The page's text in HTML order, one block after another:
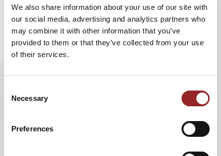
We also share information about your use of our site with
our social media, advertising and analytics partners who
may combine it with other information that you’ve
provided to them or that they’ve collected from your use
of their services.
Selection
Necessary
Preferences
Thomas Fricke erinnert sich: „Franz hatte im letzten Jahr
vor der WM bis zu drei Termine pro Tag bei einer 6-7
Tagewoche. Er hat alles perfekt gemeistert, hat jede
Herausforderung angenommen. Er ist immer mit bestem
Beispiel voran gegangen und hat somit das gesamte Team
kontinuierlich vorzuleben, bevor er sich überhaupt mit
Fragen zur Motivation anderer Menschen beschäftigt.
Authentizität und maximale Selbstmotivation sind die
unabdingbaren Schlüssel zur erfolgreichen Teamführung.